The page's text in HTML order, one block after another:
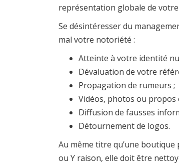
représentation globale de
Se désintéresser du
mal votre notoriété :
Atteinte à votre identité
Dévaluation de votre
Propagation de rumeurs ;
Vidéos, photos ou propos
Diffusion de fausses
Détournement de logos.
Au même titre qu’une
ou Y raison, elle doit être